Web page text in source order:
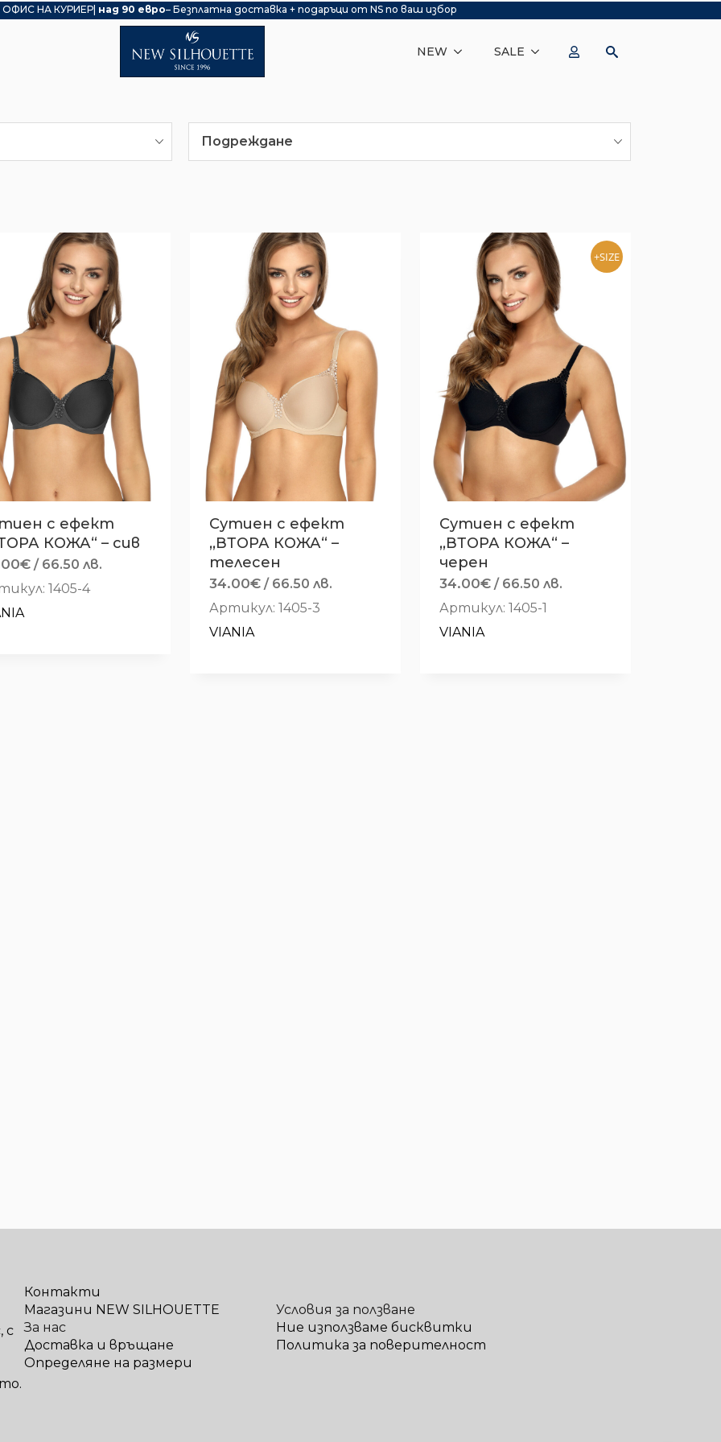
НА КУРИЕР| над 90 евро– Безплатна доставка + подаръци от NS по ваш избор
NEW SALE
Подреждане
с ефект
КОЖА“ – сив
€ / 66.50 лв.
1405-4
Сутиен с ефект
,,ВТОРА КОЖА“ –
телесен
34.00€ / 66.50 лв.
Артикул: 1405-3
VIANIA
+SIZE
Сутиен с ефект
,,ВТОРА КОЖА“ –
черен
34.00€ / 66.50 лв.
Артикул: 1405-1
VIANIA
с
Контакти
Магазини NEW SILHOUETTE
За нас
Доставка и връщане
Определяне на размери
Условия за ползване
Ние използваме бисквитки
Политика за поверителност